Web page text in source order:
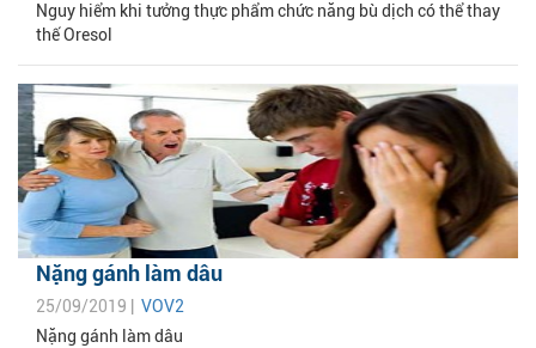
Nguy hiểm khi tưởng thực phẩm chức năng bù dịch có thể thay
thế Oresol
Nặng gánh làm dâu
25/09/2019 | VOV2
Nặng gánh làm dâu